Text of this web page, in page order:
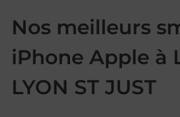
Nos meilleurs
iPhone Apple à
LYON ST JUST